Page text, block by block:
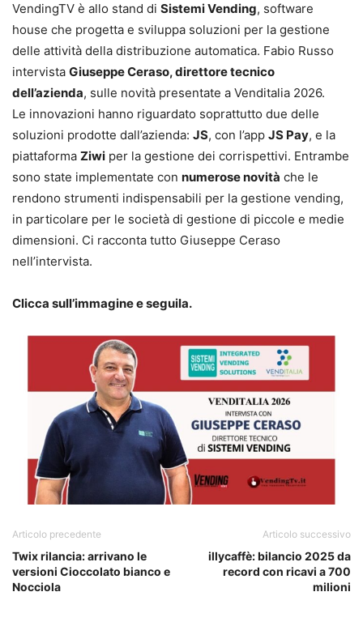
VendingTV è allo stand di Sistemi Vending, software
house che progetta e sviluppa soluzioni per la gestione
delle attività della distribuzione automatica. Fabio Russo
intervista Giuseppe Ceraso, direttore tecnico
dell’azienda, sulle novità presentate a Venditalia 2026.
Le innovazioni hanno riguardato soprattutto due delle
soluzioni prodotte dall’azienda: JS, con l’app JS Pay, e la
piattaforma Ziwi per la gestione dei corrispettivi. Entrambe
sono state implementate con numerose novità che le
rendono strumenti indispensabili per la gestione vending,
in particolare per le società di gestione di piccole e medie
dimensioni. Ci racconta tutto Giuseppe Ceraso
nell’intervista.
Clicca sull’immagine e seguila.
Articolo precedente
Twix rilancia: arrivano le
versioni Cioccolato bianco e
Nocciola
Articolo successivo
illycaffè: bilancio 2025 da
record con ricavi a 700
milioni